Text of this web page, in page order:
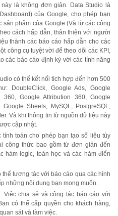
là không đơn giản. Data Studio là
của Google, cho phép bạn
phẩm của Google (Và từ các công
cách hấp dẫn, thân thiện với người
thành các báo cáo hấp dẫn cho các
công cụ tuyệt vời để theo dõi các KPI,
các báo cáo định kỳ với các tính năng
có thể kết nối tích hợp đến hơn 500
DoubleClick, Google Ads, Google
Google Attribution 360, Google
Sheets, MySQL, PostgreSQL,
Và khi thông tin từ nguồn dữ liệu này
cập nhật.
toán cho phép bạn tạo số liệu tùy
công thức bao gồm từ đơn giản đến
hàm logic, toán học và các hàm điển
tương tác với báo cáo qua các hình
những nội dung bạn mong muốn.
Việc chia sẻ và cộng tác báo cáo với
có thể cấp quyền cho khách hàng,
sát và làm việc.